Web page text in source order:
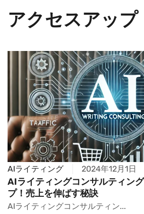
アクセスアップ
AIライティング 2024年12月1日
AIライティングコンサルティン
プ！売上を伸ばす秘訣
AIライティングコンサルティン...